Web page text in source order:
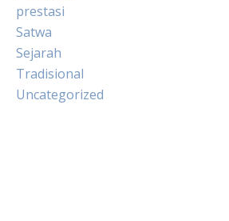
prestasi
Satwa
Sejarah
Tradisional
Uncategorized